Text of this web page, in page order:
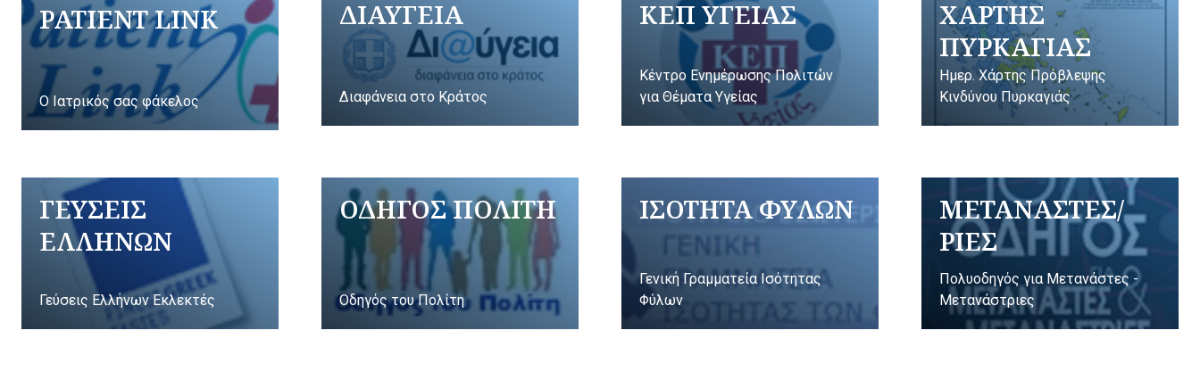
PATIENT LINK
Ο Ιατρικός σας φάκελος
ΔΙΑΥΓΕΙΑ
Διαφάνεια στο Κράτος
ΚΕΠ ΥΓΕΙΑΣ
Κέντρο Ενημέρωσης Πολιτών
για Θέματα Υγείας
ΧΑΡΤΗΣ
ΠΥΡΚΑΓΙΑΣ
Ημερ. Χάρτης Πρόβλεψης
Κινδύνου Πυρκαγιάς
ΓΕΥΣΕΙΣ
ΕΛΛΗΝΩΝ
Γεύσεις Ελλήνων Εκλεκτές
ΟΔΗΓΟΣ ΠΟΛΙΤΗ
Οδηγός του Πολίτη
ΙΣΟΤΗΤΑ ΦΥΛΩΝ
Γενική Γραμματεία Ισότητας
Φύλων
ΜΕΤΑΝΑΣΤΕΣ/
ΡΙΕΣ
Πολυοδηγός για Μετανάστες -
Μετανάστριες